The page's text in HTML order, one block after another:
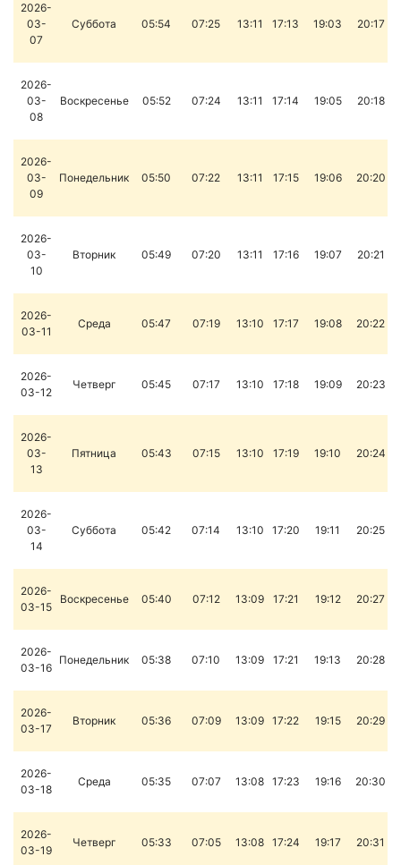
2026-
03-
07
Суббота 05:54 07:25 13:11 17:13 19:03 20:17
2026-
03-
08
Воскресенье 05:52 07:24 13:11 17:14 19:05 20:18
2026-
03-
09
Понедельник 05:50 07:22 13:11 17:15 19:06 20:20
2026-
03-
10
Вторник 05:49 07:20 13:11 17:16 19:07 20:21
2026-
03-11
Среда 05:47 07:19 13:10 17:17 19:08 20:22
2026-
03-12
Четверг 05:45 07:17 13:10 17:18 19:09 20:23
2026-
03-
13
Пятница 05:43 07:15 13:10 17:19 19:10 20:24
2026-
03-
14
Суббота 05:42 07:14 13:10 17:20 19:11 20:25
2026-
03-15
Воскресенье 05:40 07:12 13:09 17:21 19:12 20:27
2026-
03-16
Понедельник 05:38 07:10 13:09 17:21 19:13 20:28
2026-
03-17
Вторник 05:36 07:09 13:09 17:22 19:15 20:29
2026-
03-18
Среда 05:35 07:07 13:08 17:23 19:16 20:30
2026-
03-19
Четверг 05:33 07:05 13:08 17:24 19:17 20:31